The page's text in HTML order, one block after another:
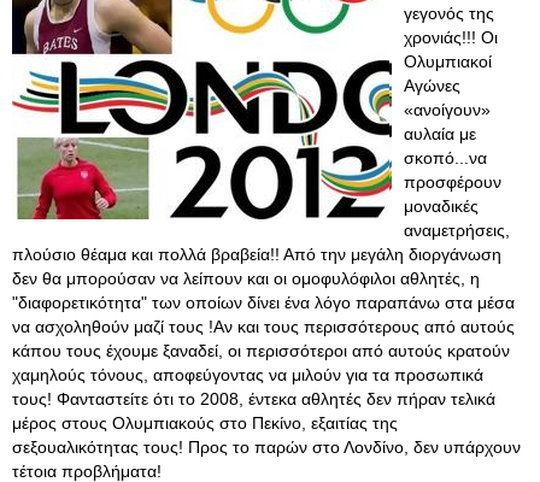
γεγονός της
χρονιάς!!! Οι
Ολυμπιακοί
Αγώνες
«ανοίγουν»
αυλαία με
σκοπό...να
προσφέρουν
μοναδικές
αναμετρήσεις,
πλούσιο θέαμα και πολλά βραβεία!! Από την μεγάλη διοργάνωση
δεν θα μπορούσαν να λείπουν και οι ομοφυλόφιλοι αθλητές, η
"διαφορετικότητα" των οποίων δίνει ένα λόγο παραπάνω στα μέσα
να ασχοληθούν μαζί τους !Αν και τους περισσότερους από αυτούς
κάπου τους έχουμε ξαναδεί, οι περισσότεροι από αυτούς κρατούν
χαμηλούς τόνους, αποφεύγοντας να μιλούν για τα προσωπικά
τους! Φανταστείτε ότι το 2008, έντεκα αθλητές δεν πήραν τελικά
μέρος στους Ολυμπιακούς στο Πεκίνο, εξαιτίας της
σεξουαλικότητας τους! Προς το παρών στο Λονδίνο, δεν υπάρχουν
τέτοια προβλήματα!